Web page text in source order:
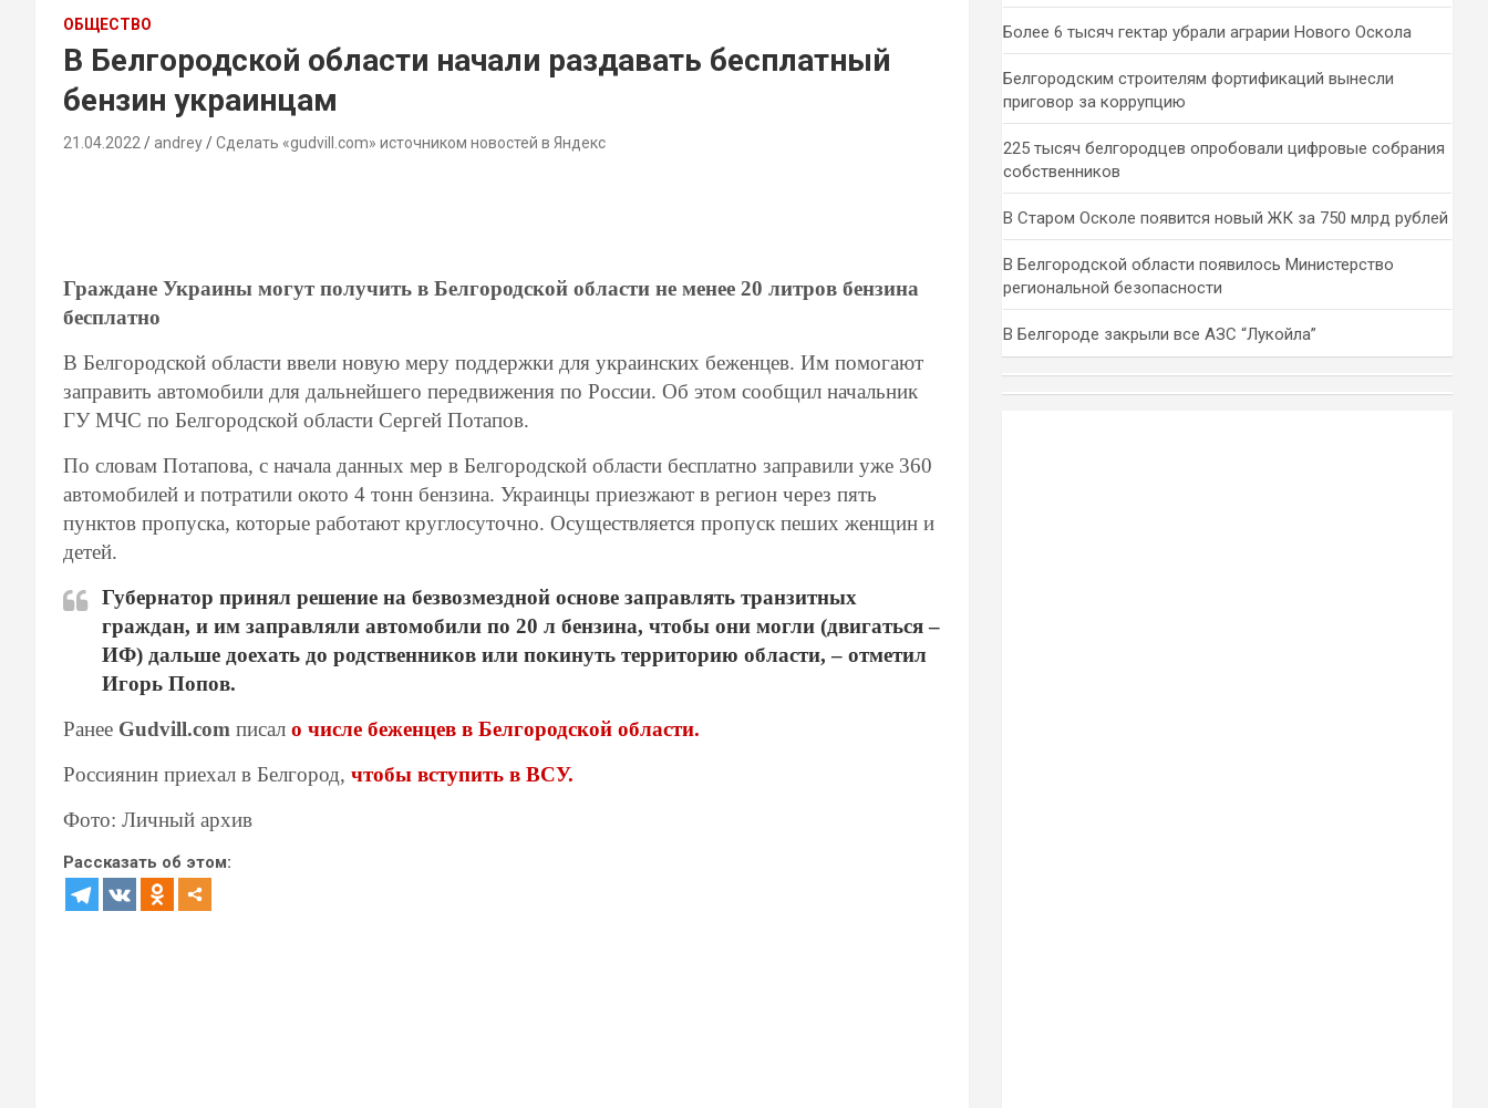
ОБЩЕСТВО
В Белгородской области начали раздавать бесплатный
бензин украинцам
21.04.2022 andrey Сделать «gudvill.com» источником новостей в Яндекс
Граждане Украины могут получить в Белгородской области не менее 20 литров бензина
бесплатно
В Белгородской области ввели новую меру поддержки для украинских беженцев. Им помогают
заправить автомобили для дальнейшего передвижения по России. Об этом сообщил начальник
ГУ МЧС по Белгородской области Сергей Потапов.
По словам Потапова, с начала данных мер в Белгородской области бесплатно заправили уже 360
автомобилей и потратили окото 4 тонн бензина. Украинцы приезжают в регион через пять
пунктов пропуска, которые работают круглосуточно. Осуществляется пропуск пеших женщин и
детей.
Губернатор принял решение на безвозмездной основе заправлять транзитных
граждан, и им заправляли автомобили по 20 л бензина, чтобы они могли (двигаться –
ИФ) дальше доехать до родственников или покинуть территорию области, – отметил
Игорь Попов.
Ранее Gudvill.com писал о числе беженцев в Белгородской области.
Россиянин приехал в Белгород, чтобы вступить в ВСУ.
Фото: Личный архив
Рассказать об этом:
Более 6 тысяч гектар убрали аграрии Нового Оскола
Белгородским строителям фортификаций вынесли
приговор за коррупцию
225 тысяч белгородцев опробовали цифровые собрания
собственников
В Старом Осколе появится новый ЖК за 750 млрд рублей
В Белгородской области появилось Министерство
региональной безопасности
В Белгороде закрыли все АЗС “Лукойла”